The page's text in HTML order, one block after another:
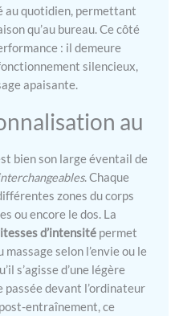
avec lesquelles
parfaitement
faisceau
du corps, vous
de traiter
superficielle
le niveau
et post-
mais aussi
détendre les muscles
une journée
【Écran
ergonomique et
】Pistolet de Massage
L'appareil de
est très facile à
au quotidien, permettant
qu’au bureau. Ce côté
: il demeure
silencieux,
apaisante.
au
bien son large éventail de
. Chaque
zones du corps
ou encore le dos. La
d’intensité permet
selon l’envie ou le
s’agisse d’une légère
devant l’ordinateur
entraînement, ce